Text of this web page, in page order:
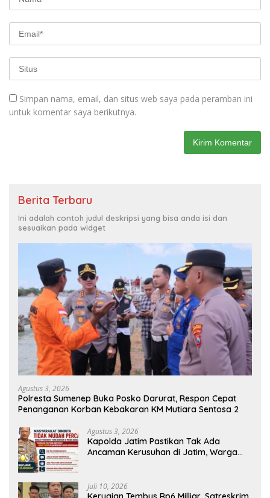
Simpan nama, email, dan situs web saya pada peramban ini
untuk komentar saya berikutnya.
Berita Terbaru
Ini adalah contoh judul deskripsi yang bisa anda isi dan
sesuaikan pada widget
Agustus 3, 2026
Polresta Sumenep Buka Posko Darurat, Respon Cepat
Penanganan Korban Kebakaran KM Mutiara Sentosa 2
Agustus 3, 2026
Kapolda Jatim Pastikan Tak Ada
Ancaman Kerusuhan di Jatim, Warga
Juli 10, 2026